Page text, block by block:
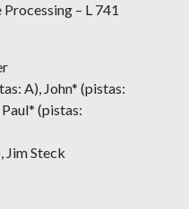
– L 741
A), John* (pistas:
(pistas:
Jim Steck